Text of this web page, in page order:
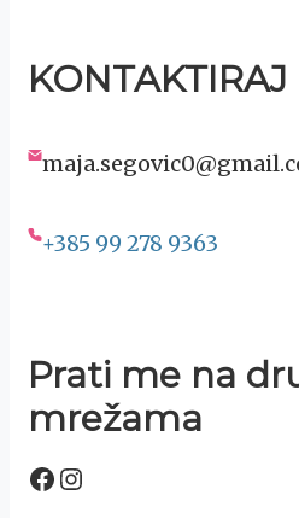
KONTAKTIRAJ
+385 99 278 9363
Prati me na
mrežama
Facebook
Instagram